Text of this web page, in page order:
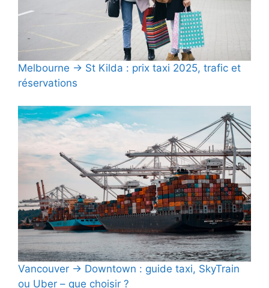
Melbourne → St Kilda : prix taxi 2025, trafic et
réservations
Vancouver → Downtown : guide taxi, SkyTrain
ou Uber – que choisir ?